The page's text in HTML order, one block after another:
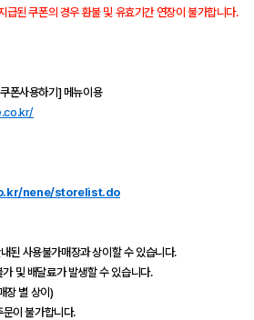
된 쿠폰의 경우 환불 및 유효기간 연장이 불가합니다.
폰사용하기] 메뉴이용
nene/storelist.do
된 사용불가매장과 상이할 수 있습니다.
및 배달료가 발생할 수 있습니다.
별 상이)
이 불가합니다.